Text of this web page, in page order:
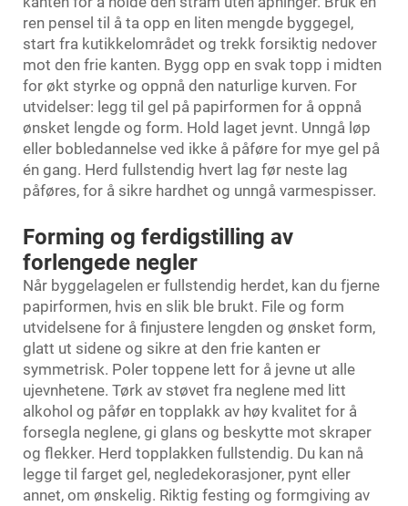
ren pensel til å ta opp en liten mengde byggegel,
start fra kutikkelområdet og trekk forsiktig nedover
mot den frie kanten. Bygg opp en svak topp i midten
for økt styrke og oppnå den naturlige kurven. For
utvidelser: legg til gel på papirformen for å oppnå
ønsket lengde og form. Hold laget jevnt. Unngå løp
eller bobledannelse ved ikke å påføre for mye gel på
én gang. Herd fullstendig hvert lag før neste lag
påføres, for å sikre hardhet og unngå varmespisser.
Forming og ferdigstilling av
forlengede negler
Når byggelagelen er fullstendig herdet, kan du fjerne
papirformen, hvis en slik ble brukt. File og form
utvidelsene for å finjustere lengden og ønsket form,
glatt ut sidene og sikre at den frie kanten er
symmetrisk. Poler toppene lett for å jevne ut alle
ujevnhetene. Tørk av støvet fra neglene med litt
alkohol og påfør en topplakk av høy kvalitet for å
forsegla neglene, gi glans og beskytte mot skraper
og flekker. Herd topplakken fullstendig. Du kan nå
legge til farget gel, negledekorasjoner, pynt eller
annet, om ønskelig. Riktig festing og formgiving av